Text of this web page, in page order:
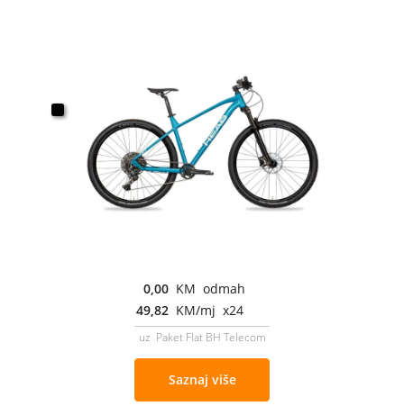
0,00 KM odmah
49,82 KM/mj x24
uz Paket Flat BH Telecom
Saznaj više